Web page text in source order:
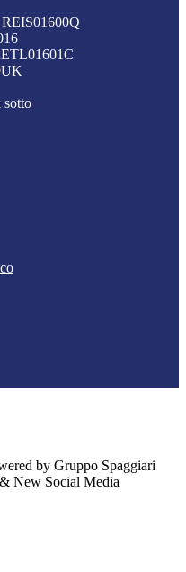
sotto
by Gruppo Spaggiari
New Social Media